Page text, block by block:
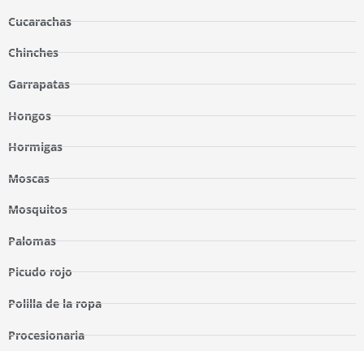
Cucarachas
Chinches
Garrapatas
Hongos
Hormigas
Moscas
Mosquitos
Palomas
Picudo rojo
Polilla de la ropa
Procesionaria